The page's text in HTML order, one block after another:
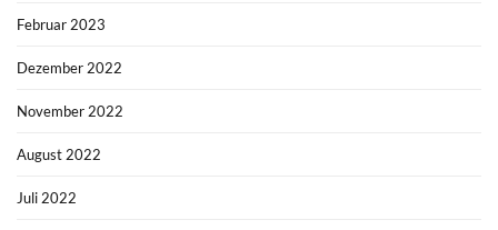
Februar 2023
Dezember 2022
November 2022
August 2022
Juli 2022